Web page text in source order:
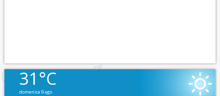
31°C
domenica 9 ago